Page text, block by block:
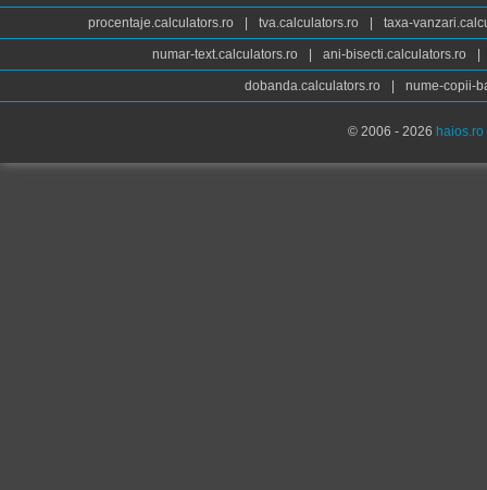
procentaje.calculators.ro tva.calculators.ro taxa-
numar-text.calculators.ro ani-bisecti.calculators.ro
dobanda.calculators.ro nume-copii-
© 2006 - 2026 haios.ro